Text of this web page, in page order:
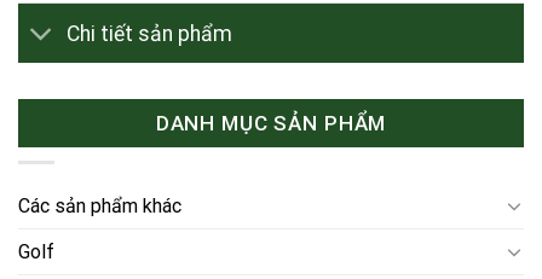
Chi tiết sản phẩm
DANH MỤC SẢN PHẨM
Các sản phẩm khác
Golf